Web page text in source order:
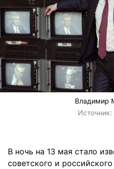
Владимир
Источник:
В ночь на 13 мая стало
советского и